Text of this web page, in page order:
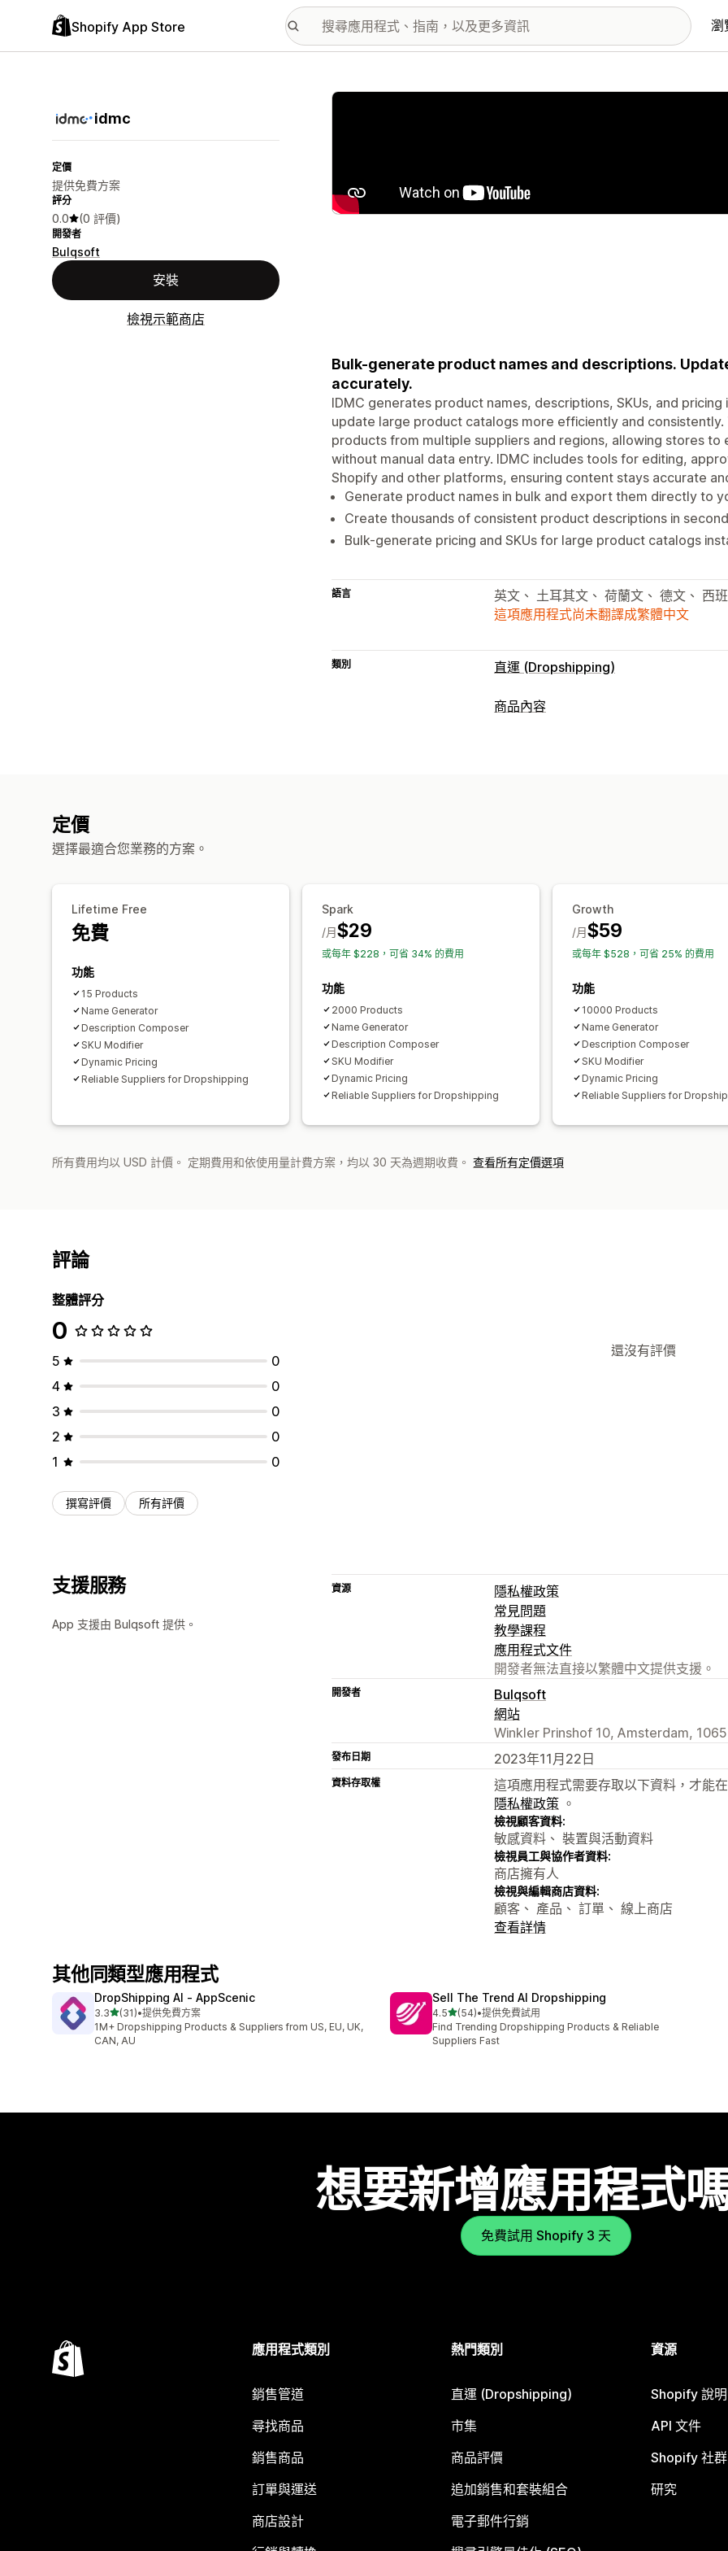
Shopify App Store 瀏
idmc
定價
提供免費方案
評分
0.0 (0 評價)
開發者
Bulqsoft
安裝
檢視示範商店
主要圖片圖庫
Bulk-generate product names and descriptions.
accurately.
IDMC generates product names, descriptions, SKUs, and
update large product catalogs more efficiently and consistently.
products from multiple suppliers and regions, allowing stores
without manual data entry. IDMC includes tools for editing,
Shopify and other platforms, ensuring content stays accurate
Generate product names in bulk and export them directly to
Create thousands of consistent product descriptions in
Bulk-generate pricing and SKUs for large product catalogs
語言
英文、 土耳其文、 荷蘭文、 德文、 西
這項應用程式尚未翻譯成繁體中文
類別 直運 (Dropshipping)
可銷售商品
商品內容
商品系列 SEO
定價
選擇最適合您業務的方案。
Lifetime Free
免費
功能
15 Products
Name Generator
Description Composer
SKU Modifier
Dynamic Pricing
Reliable Suppliers for Dropshipping
Spark
$29
/月
或每年 $228，可省 34% 的費用
功能
2000 Products
Name Generator
Description Composer
SKU Modifier
Dynamic Pricing
Reliable Suppliers for Dropshipping
Growth
$59
/月
或每年 $528，可省 25% 的費用
功能
10000 Products
Name Generator
Description Composer
SKU Modifier
Dynamic Pricing
Reliable Suppliers for
所有費用均以 USD 計價。 定期費用和依使用量計費方案，均以 30 天為週期收費。 查看所有定價選項
評論
整體評分
0
5
0
4
0
3
0
2
0
1
0
撰寫評價 所有評價
還沒有評價
支援服務
App 支援由 Bulqsoft 提供。
資源
隱私權政策
常見問題
教學課程
應用程式文件
開發者無法直接以繁體中文提供支援。
開發者
Bulqsoft
網站
Winkler Prinshof 10, Amsterdam, 1065
發布日期 2023年11月22日
資料存取權
這項應用程式需要存取以下資料，才能
隱私權政策 。
檢視顧客資料:
敏感資料、 裝置與活動資料
檢視員工與協作者資料:
商店擁有人
檢視與編輯商店資料:
顧客、 產品、 訂單、 線上商店
查看詳情
其他同類型應用程式
DropShipping AI ‑ AppScenic
3.3滿分 5 顆星
(31)
共有 31 則評價
•提供免費方案
1M+ Dropshipping Products & Suppliers from US, EU, UK,
CAN, AU
Sell The Trend AI Dropshipping
4.5滿分 5 顆星
(54)
共有 54 則評價
•提供免費試用
Find Trending Dropshipping Products & Reliable
Suppliers Fast
想要新增應用程式
免費試用 Shopify 3 天
應用程式類別
銷售管道
尋找商品
銷售商品
訂單與運送
商店設計
熱門類別
直運 (Dropshipping)
市集
商品評價
追加銷售和套裝組合
電子郵件行銷
資源
Shopify 說
API 文件
Shopify 社群
研究